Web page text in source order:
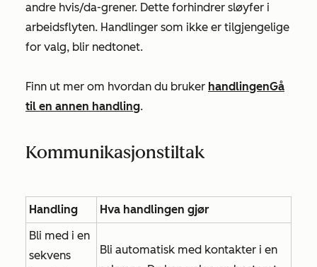
andre hvis/da-grener. Dette forhindrer sløyfer i
arbeidsflyten. Handlinger som ikke er tilgjengelige
for valg, blir nedtonet.
Finn ut mer om hvordan du bruker handlingenGå
til en annen handling.
Kommunikasjonstiltak
Handling
Hva handlingen gjør
Bli med i en
sekvens
Bli automatisk med kontakter i en